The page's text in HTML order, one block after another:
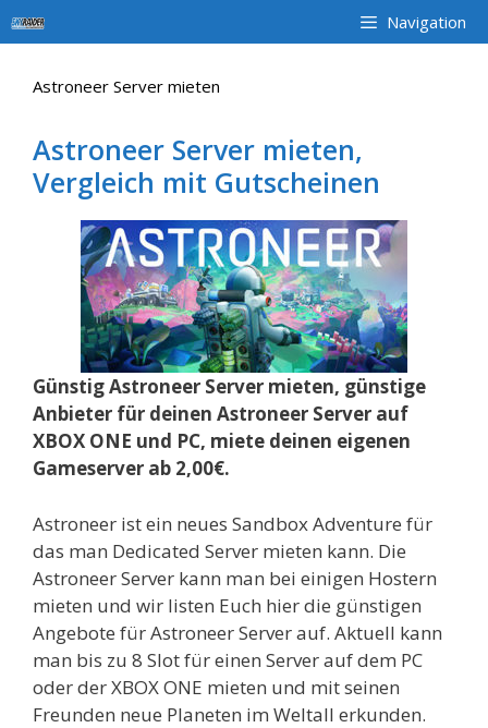
Zum
Inhalt
Navigation
Astroneer Server mieten
Astroneer Server mieten,
Vergleich mit Gutscheinen
Günstig Astroneer Server mieten, günstige
Anbieter für deinen Astroneer Server auf
XBOX ONE und PC, miete deinen eigenen
Gameserver ab 2,00€.
Astroneer ist ein neues Sandbox Adventure für
das man Dedicated Server mieten kann. Die
Astroneer Server kann man bei einigen Hostern
mieten und wir listen Euch hier die günstigen
Angebote für Astroneer Server auf. Aktuell kann
man bis zu 8 Slot für einen Server auf dem PC
oder der XBOX ONE mieten und mit seinen
Freunden neue Planeten im Weltall erkunden.